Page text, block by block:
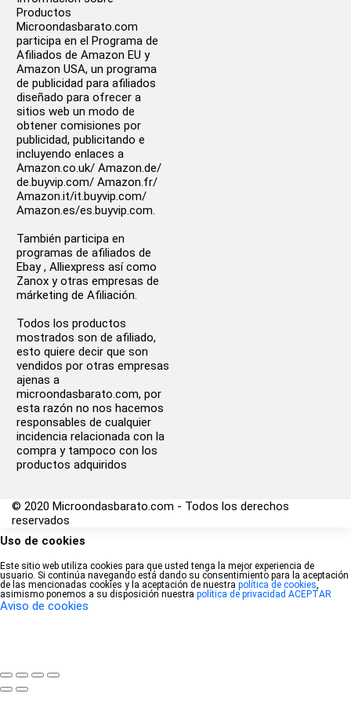
Productos
Microondasbarato.com
participa en el Programa de
Afiliados de Amazon EU y
Amazon USA, un programa
de publicidad para afiliados
diseñado para ofrecer a
sitios web un modo de
obtener comisiones por
publicidad, publicitando e
incluyendo enlaces a
Amazon.co.uk/ Amazon.de/
de.buyvip.com/ Amazon.fr/
Amazon.it/it.buyvip.com/
Amazon.es/es.buyvip.com.
También participa en
programas de afiliados de
Ebay , Alliexpress así como
Zanox y otras empresas de
márketing de Afiliación.
Todos los productos
mostrados son de afiliado,
esto quiere decir que son
vendidos por otras empresas
ajenas a
microondasbarato.com, por
esta razón no nos hacemos
responsables de cualquier
incidencia relacionada con la
compra y tampoco con los
productos adquiridos
© 2020 Microondasbarato.com - Todos los derechos
reservados
Uso de cookies
Este sitio web utiliza cookies para que usted tenga la mejor experiencia de
usuario. Si continúa navegando está dando su consentimiento para la aceptación
de las mencionadas cookies y la aceptación de nuestra política de cookies,
asimismo ponemos a su disposición nuestra política de privacidad ACEPTAR
Aviso de cookies